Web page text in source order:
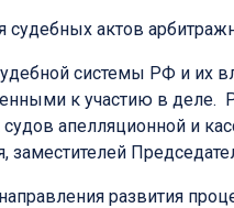
актов
системы РФ и их
к участию в деле.
апелляционной и
заместителей
развития